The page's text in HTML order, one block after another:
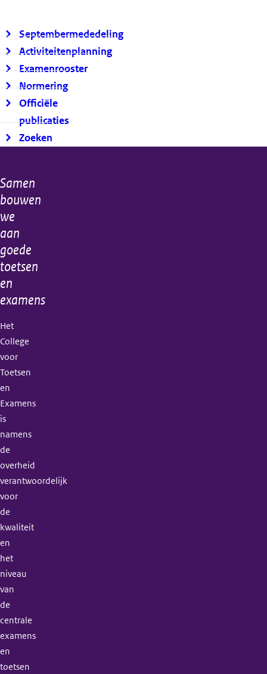
Septembermededeling
Activiteitenplanning
Examenrooster
Normering
Officiële
publicaties
Zoeken
Algemene
informatie
Samen
bouwen
we
aan
goede
toetsen
en
examens
Het
College
voor
Toetsen
en
Examens
is
namens
de
overheid
verantwoordelijk
voor
de
kwaliteit
en
het
niveau
van
de
centrale
examens
en
toetsen